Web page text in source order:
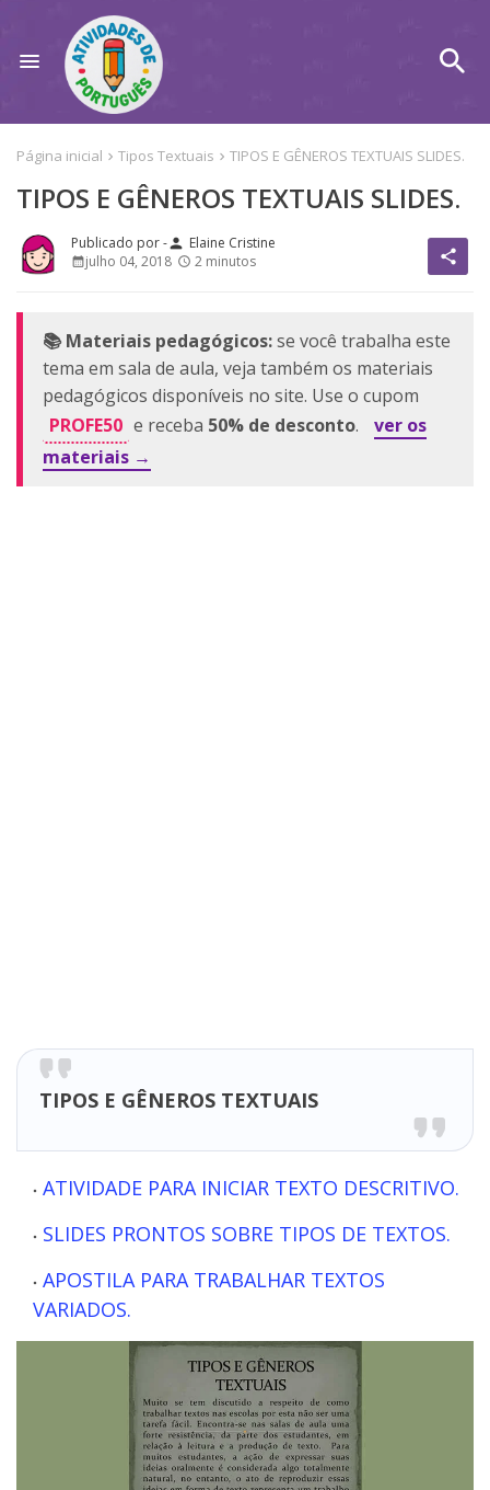
Página inicial Tipos Textuais TIPOS E GÊNEROS TEXTUAIS SLIDES.
TIPOS E GÊNEROS TEXTUAIS SLIDES.
person Elaine Cristine
julho 04, 2018
2 minutos share
📚 Materiais pedagógicos:se você trabalha este
tema em sala de aula, veja também os materiais
pedagógicos disponíveis no site. Use o cupom
PROFE50 e receba 50% de desconto.
ver os
materiais →
TIPOS E GÊNEROS TEXTUAIS
ATIVIDADE PARA INICIAR TEXTO DESCRITIVO.
SLIDES PRONTOS SOBRE TIPOS DE TEXTOS.
APOSTILA PARA TRABALHAR TEXTOS
VARIADOS.